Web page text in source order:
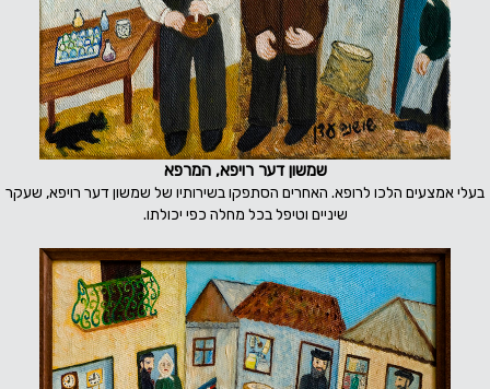
שמשון דער רויפא, המרפא
בעלי אמצעים הלכו לרופא. האחרים הסתפקו בשירותיו של שמשון דער רויפא, שעקר
שיניים וטיפל בכל מחלה כפי יכולתו.